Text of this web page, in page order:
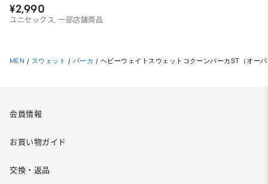
ーサイズフィット）
¥2,990
ユニセックス, 一部店舗商品
MEN / スウェット / パーカ / ヘビーウェイトスウェットコクーンパーカST（オー
会員情報
お買い物ガイド
交換・返品